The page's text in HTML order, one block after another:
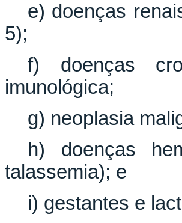
e) doenças
5);
f) doenças
imunológica;
g) neoplasia
h) doenças
talassemia); e
i) gestantes e